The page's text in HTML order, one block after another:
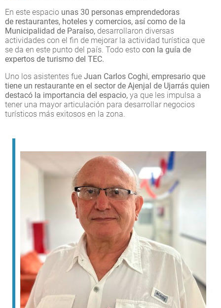
En este espacio unas 30 personas emprendedoras
de restaurantes, hoteles y comercios, así como de la
Municipalidad de Paraíso, desarrollaron diversas
actividades con el fin de mejorar la actividad turística que
se da en este punto del país. Todo esto con la guía de
expertos de turismo del TEC.
Uno los asistentes fue Juan Carlos Coghi, empresario que
tiene un restaurante en el sector de Ajenjal de Ujarrás quien
destacó la importancia del espacio, ya que les impulsa a
tener una mayor articulación para desarrollar negocios
turísticos más exitosos en la zona.